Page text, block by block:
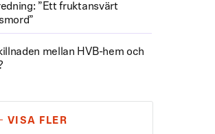
”Ett fruktansvärt
mellan HVB-hem och
VISA FLER